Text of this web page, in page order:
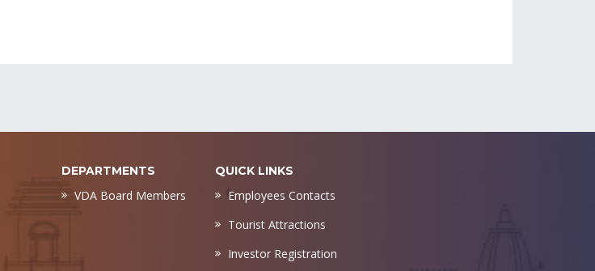
DEPARTMENTS
VDA Board Members
QUICK LINKS
Employees Contacts
Tourist Attractions
Investor Registration